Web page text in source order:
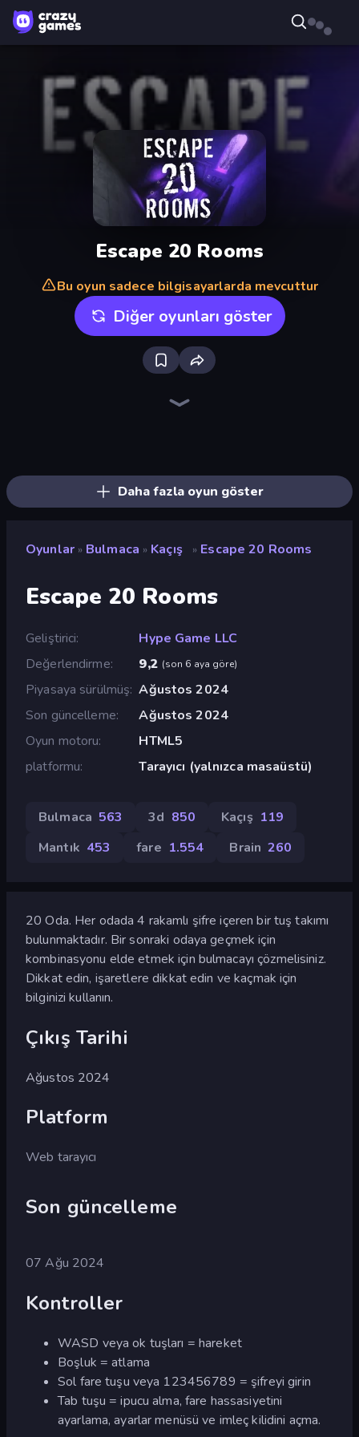
Escape 20 Rooms
Bu oyun sadece bilgisayarlarda mevcuttur
Diğer oyunları göster
Daha fazla oyun göster
Oyunlar » Bulmaca » Kaçış » Escape 20 Rooms
Escape 20 Rooms
Geliştirici
Hype Game LLC
Değerlendirme
9,2 (son 6 aya göre)
Piyasaya sürülmüş Ağustos 2024
Son güncelleme
Ağustos 2024
Oyun motoru
HTML5
platformu
Tarayıcı (yalnızca masaüstü)
Bulmaca 563 3d 850 Kaçış 119
Mantık 453 fare 1.554 Brain 260
20 Oda. Her odada 4 rakamlı şifre içeren bir tuş takımı
bulunmaktadır. Bir sonraki odaya geçmek için
kombinasyonu elde etmek için bulmacayı çözmelisiniz.
Dikkat edin, işaretlere dikkat edin ve kaçmak için
bilginizi kullanın.
Çıkış Tarihi
Ağustos 2024
Platform
Web tarayıcı
Son güncelleme
07 Ağu 2024
Kontroller
WASD veya ok tuşları = hareket
Boşluk = atlama
Sol fare tuşu veya 123456789 = şifreyi girin
Tab tuşu = ipucu alma, fare hassasiyetini
ayarlama, ayarlar menüsü ve imleç kilidini açma.